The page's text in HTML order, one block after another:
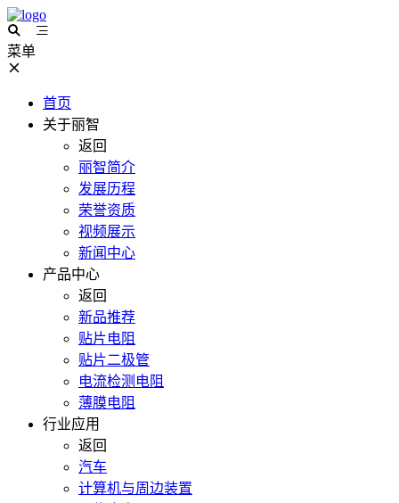
菜单
首页
关于丽智
返回
丽智简介
发展历程
荣誉资质
视频展示
新闻中心
产品中心
返回
新品推荐
贴片电阻
贴片二极管
电流检测电阻
薄膜电阻
行业应用
返回
汽车
计算机与周边装置